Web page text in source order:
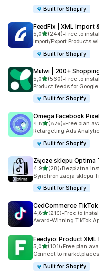
Built for Shopify
FeedFix | XML Import
5,0na 5 gwiazdek
(244)
Łączna liczba recenzji:
•Free to
Import/Export Products
Built for Shopify
Mulwi | 200+
5,0na 5 gwiazdek
(560)
Łączna liczba recenzji:
•Free to
Product feeds for
Built for Shopify
Omega Facebook
4,8na 5 gwiazdek
(876)
Łączna liczba recenzji:
•Free plan
Retargeting Ads
Built for Shopify
Złącze sklepu Optima
4,9na 5 gwiazdek
(28)
Łączna liczba recenzji:
•Bezpłatna
Synchronizacja sklepu
Built for Shopify
CedCommerce TikTok
4,8na 5 gwiazdek
(216)
Łączna liczba recenzji:
•Free to install
Award-Winning TikTok
Feedyio: Product XML
5,0na 5 gwiazdek
(101)
Łączna liczba recenzji:
•Free plan
Connect to
Built for Shopify